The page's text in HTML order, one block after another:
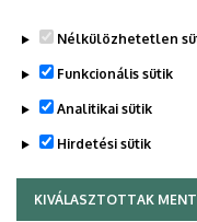
Legutóbbi frissítés: 2026.
Nélkülözhetetlen
Funkcionális sütik
Analitikai sütik
Hirdetési sütik
KIVÁLASZTOTTAK
WITHDRAW CONSENT